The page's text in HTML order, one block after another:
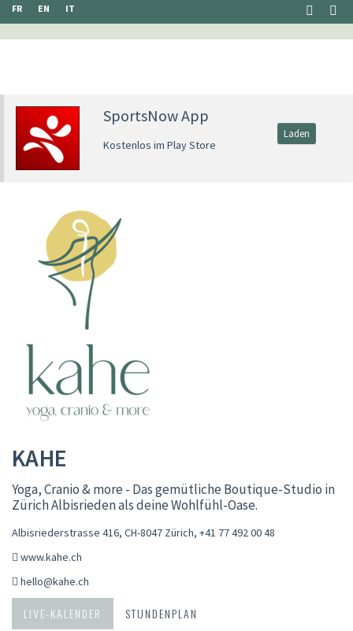
FR EN IT
SportsNow App
Kostenlos im Play Store
Laden
KAHE
Yoga, Cranio & more - Das gemütliche Boutique-Studio in
Zürich Albisrieden als deine Wohlfühl-Oase.
Albisriederstrasse 416, CH-8047 Zürich, +41 77 492 00 48
www.kahe.ch
hello@kahe.ch
LIVE-KALENDER
STUNDENPLAN